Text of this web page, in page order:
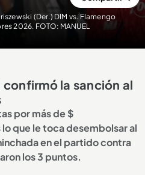
(Der.) DIM vs. Flamengo
2026. FOTO: MANUEL
confirmó la sanción al
por más de $
que le toca desembolsar al
en el partido contra
los 3 puntos.